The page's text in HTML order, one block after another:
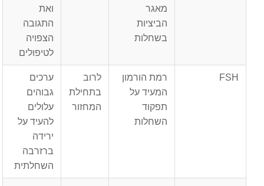
מאגר
הביציות
בשחלות
ואת
התגובה
הצפויה
לטיפולים
FSH
רמת הורמון
המעיד על
תפקוד
השחלות
לרוב
בתחילת
המחזור
ערכים
גבוהים
עלולים
להעיד על
ירידה
ברזרבה
השחלתית